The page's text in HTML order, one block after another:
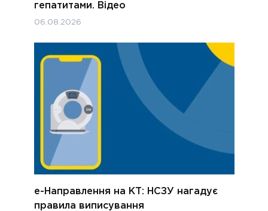
гепатитами. Відео
06.08.2026
е-Направлення на КТ: НСЗУ нагадує
правила виписування